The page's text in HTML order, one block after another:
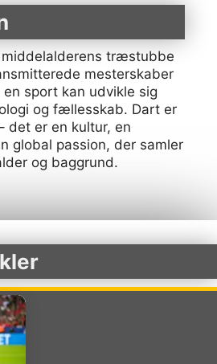
træstubbe
mesterskaber
sport kan udvikle sig
og fællesskab. Dart er
det er en kultur, en
global passion, der samler
og baggrund.